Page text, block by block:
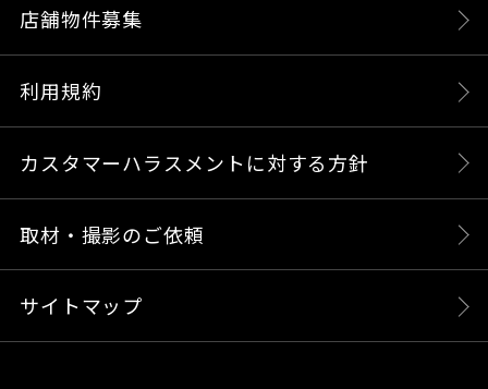
店舗物件募集
利用規約
カスタマーハラスメントに対する方針
取材・撮影のご依頼
サイトマップ